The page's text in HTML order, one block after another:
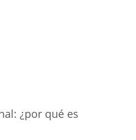
¿por qué es